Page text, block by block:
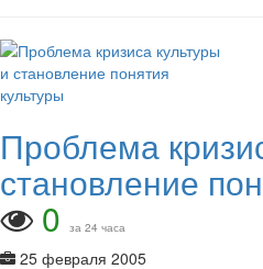
Проблема
становление
0 за 24 часа
25 февраля 2005